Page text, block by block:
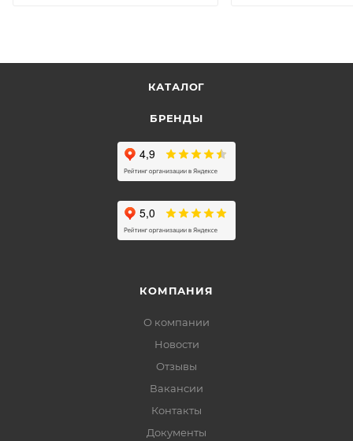
КАТАЛОГ
БРЕНДЫ
КОМПАНИЯ
О компании
Новости
Отзывы
Вакансии
Контакты
Документы